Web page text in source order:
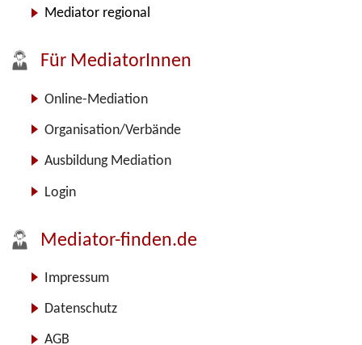
Mediator regional
Für MediatorInnen
Online-Mediation
Organisation/Verbände
Ausbildung Mediation
Login
Mediator-finden.de
Impressum
Datenschutz
AGB